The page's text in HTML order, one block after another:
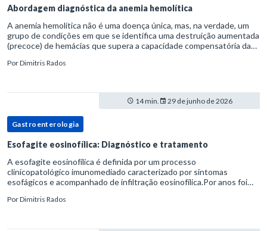
Abordagem diagnóstica da anemia hemolítica
A anemia hemolítica não é uma doença única, mas, na verdade, um
grupo de condições em que se identifica uma destruição aumentada
(precoce) de hemácias que supera a capacidade compensatória da
PorDimitris Rados
14 min. 29 de junho de 2026
Gastroenterologia
Esofagite eosinofílica: Diagnóstico e tratamento
A esofagite eosinofílica é definida por um processo
clinicopatológico imunomediado caracterizado por sintomas
esofágicos e acompanhado de infiltração eosinofílica.Por anos foi
refluxo gastr
PorDimitris Rados